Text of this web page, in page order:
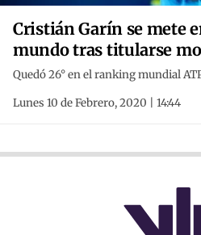
Cristián Garín se mete
mundo tras titularse
Quedó 26° en el ranking mundial
Lunes 10 de Febrero, 2020 | 14:44